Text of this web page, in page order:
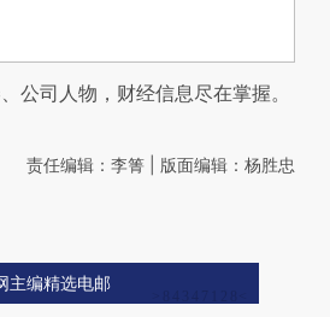
公司人物，财经信息尽在掌握。
责任编辑：李箐 | 版面编辑：杨胜忠
主编精选电邮